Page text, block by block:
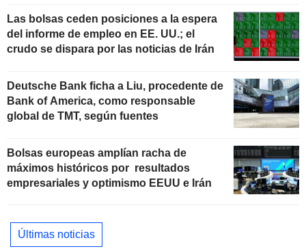
Las bolsas ceden posiciones a la espera
del informe de empleo en EE. UU.; el
crudo se dispara por las noticias de Irán
Deutsche Bank ficha a Liu, procedente de
Bank of America, como responsable
global de TMT, según fuentes
Bolsas europeas amplían racha de
máximos históricos por resultados
empresariales y optimismo EEUU e Irán
Últimas noticias